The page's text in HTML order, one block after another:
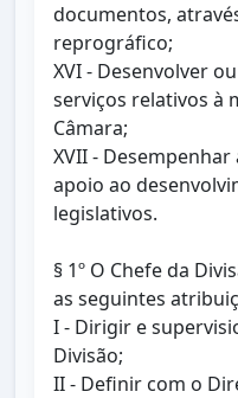
documentos,
reprográfico;
XVI - Desenvolver
serviços relativos à
Câmara;
XVII -
apoio ao
legislativos.
§ 1º O Chefe da
as seguintes
I - Dirigir e
Divisão;
II - Definir com o